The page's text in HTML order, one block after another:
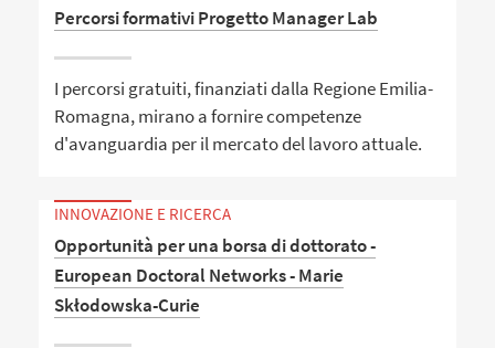
Percorsi formativi Progetto Manager Lab
I percorsi gratuiti, finanziati dalla Regione Emilia-
Romagna, mirano a fornire competenze
d'avanguardia per il mercato del lavoro attuale.
INNOVAZIONE E RICERCA
Opportunità per una borsa di dottorato -
European Doctoral Networks - Marie
Skłodowska-Curie